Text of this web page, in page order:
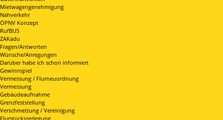
Mietwagengenehmigung
Nahverkehr
ÖPNV Konzept
RufBUS
ZAKadu
Fragen/Antworten
Wünsche/Anregungen
Darüber habe ich schon informiert
Gewinnspiel
Vermessung / Flurneuordnung
Vermessung
Gebäudeaufnahme
Grenzfeststellung
Verschmelzung / Vereinigung
Flurstückszerlegung